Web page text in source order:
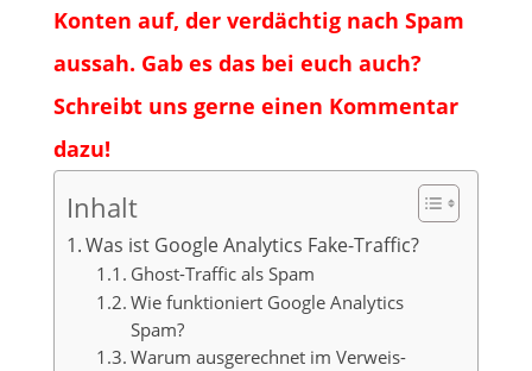
Konten auf, der verdächtig nach Spam
aussah. Gab es das bei euch auch?
Schreibt uns gerne einen Kommentar
dazu!
Inhalt
Was ist Google Analytics Fake-Traffic?
Ghost-Traffic als Spam
Wie funktioniert Google Analytics
Spam?
Warum ausgerechnet im Verweis-